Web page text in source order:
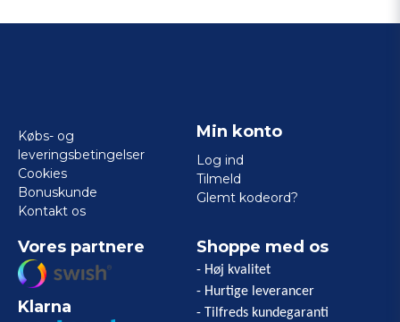
Købs- og
leveringsbetingelser
Cookies
Bonuskunde
Kontakt os
Min konto
Log ind
Tilmeld
Glemt kodeord?
Vores partnere
Klarna
Shoppe med os
- Høj kvalitet
- Hurtige leverancer
- Tilfreds kundegaranti